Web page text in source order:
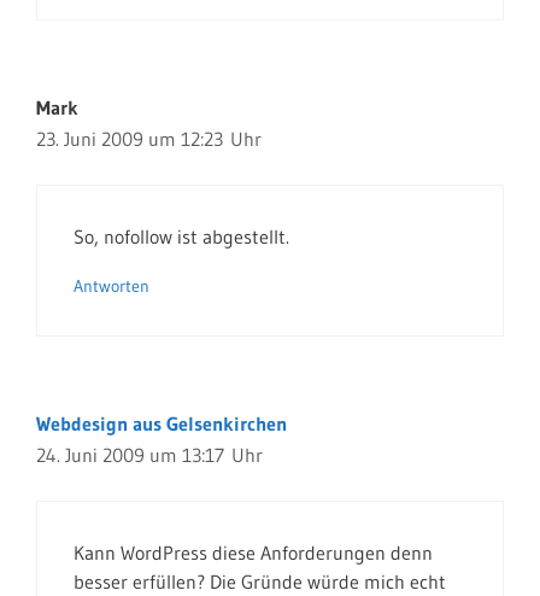
Mark
23. Juni 2009 um 12:23 Uhr
So, nofollow ist abgestellt.
Antworten
Webdesign aus Gelsenkirchen
24. Juni 2009 um 13:17 Uhr
Kann WordPress diese Anforderungen denn
besser erfüllen? Die Gründe würde mich echt